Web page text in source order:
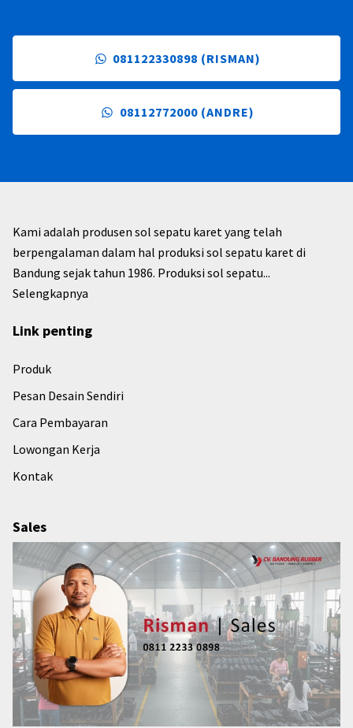
081122330898 (RISMAN)
08112772000 (ANDRE)
Kami adalah produsen sol sepatu karet yang telah
berpengalaman dalam hal produksi sol sepatu karet di
Bandung sejak tahun 1986. Produksi sol sepatu...
Selengkapnya
Link penting
Produk
Pesan Desain Sendiri
Cara Pembayaran
Lowongan Kerja
Kontak
Sales